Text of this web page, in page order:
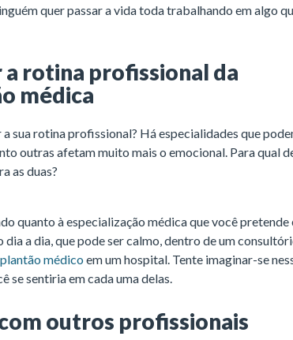
quer passar a vida toda trabalhando em algo
a rotina profissional da
médica
sua rotina profissional? Há especialidades que
outras afetam muito mais o emocional. Para qual
as duas?
quanto à especialização médica que você pretende
a dia, que pode ser calmo, dentro de um
plantão médico em um hospital. Tente imaginar-se
se sentiria em cada uma delas.
outros profissionais